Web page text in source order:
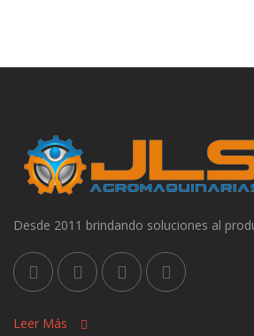
Desde 2011 brindando soluciones al
Leer Más